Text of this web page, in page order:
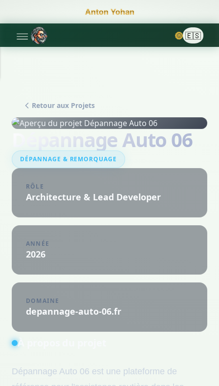
Anton Yohan
🌞
Retour aux Projets
Dépannage Auto 06
DÉPANNAGE & REMORQUAGE
RÔLE
Architecture & Lead Developer
ANNÉE
2026
DOMAINE
depannage-auto-06.fr
À propos du projet
Dépannage Auto 06 est une plateforme de